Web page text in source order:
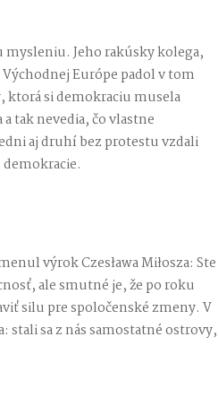
Jeho rakúsky kolega,
Európe padol v tom
ktorá si demokraciu musela
tak nevedia, čo vlastne
aj druhí bez protestu vzdali
výrok Czesława Miłosza: Ste
ale smutné je, že po roku
silu pre spoločenské zmeny. V
stali sa z nás samostatné ostrovy,